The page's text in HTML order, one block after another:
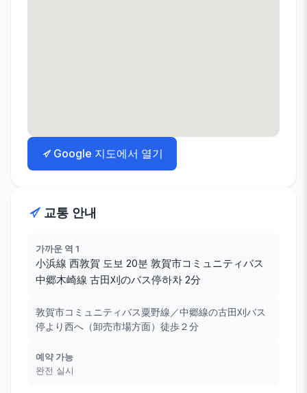
Google 지도에서 열기
교통 안내
가까운 역 1
小浜線 西敦賀 도보 20분 敦賀市コミュニティバス
中郷木崎線 古田刈のバス停하차 2分
敦賀市コミュニティバス粟野線／中郷線の古田刈バス
停より西へ（卸売市場方面）徒歩２分
예약 가능
완전 실시